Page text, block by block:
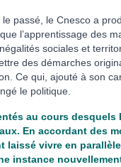
passé, le Cnesco a
l’apprentissage des
sociales et
des démarches
Ce qui, ajouté à son
le politique.
au cours
En accordant des
laissé vivre en
instance